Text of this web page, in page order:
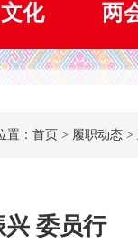
文化 两
置：首页 > 履职动态 >
委员行